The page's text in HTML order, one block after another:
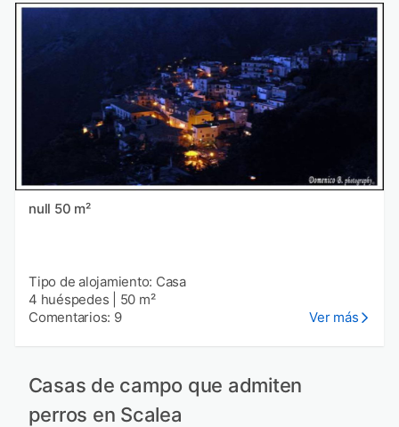
null 50 m²
Tipo de alojamiento: Casa
4 huéspedes
50 m²
Comentarios: 9
Ver más
Casas de campo que admiten
perros en Scalea